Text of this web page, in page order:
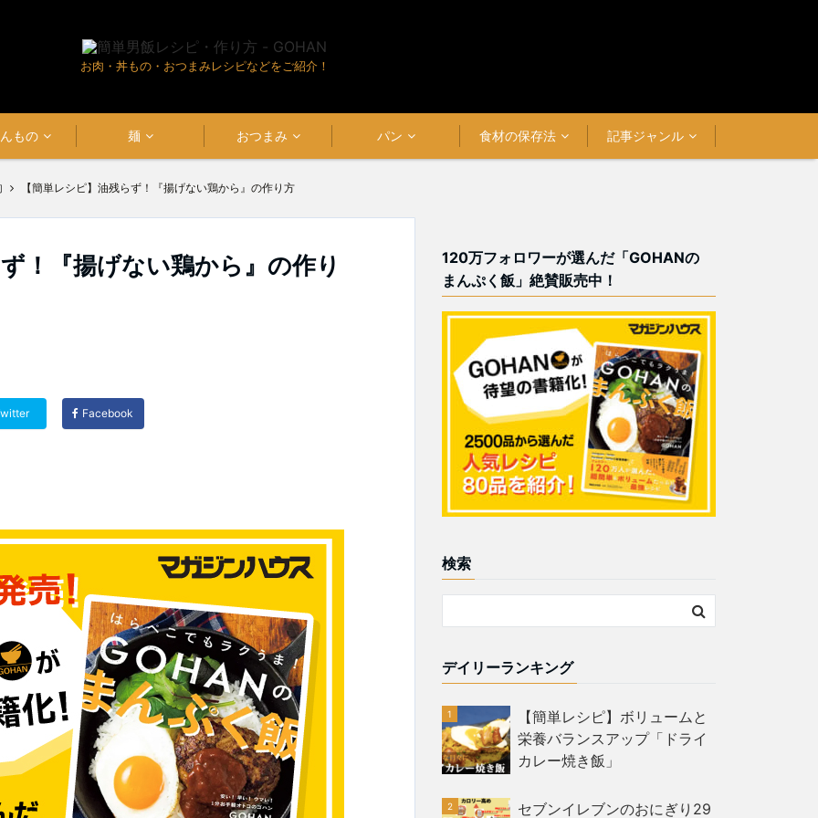
お肉・丼もの・おつまみレシピなどをご紹介！
もの 麺 おつまみ パン 食材の保存法 記事ジャンル
【簡単レシピ】油残らず！『揚げない鶏から』の作り方
！『揚げない鶏から』の作り
Facebook
120万フォロワーが選んだ「GOHANの
まんぷく飯」絶賛販売中！
検索
デイリーランキング
【簡単レシピ】ボリュームと
栄養バランスアップ「ドライ
カレー焼き飯」
セブンイレブンのおにぎり29